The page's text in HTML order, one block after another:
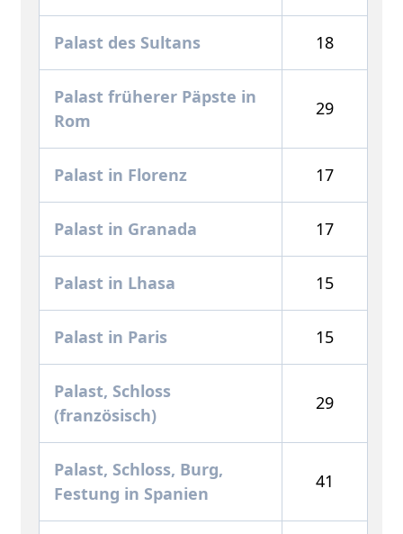
Palast des Sultans 18
Palast früherer Päpste in
Rom
29
Palast in Florenz 17
Palast in Granada 17
Palast in Lhasa 15
Palast in Paris 15
Palast, Schloss
(französisch)
29
Palast, Schloss, Burg,
Festung in Spanien
41